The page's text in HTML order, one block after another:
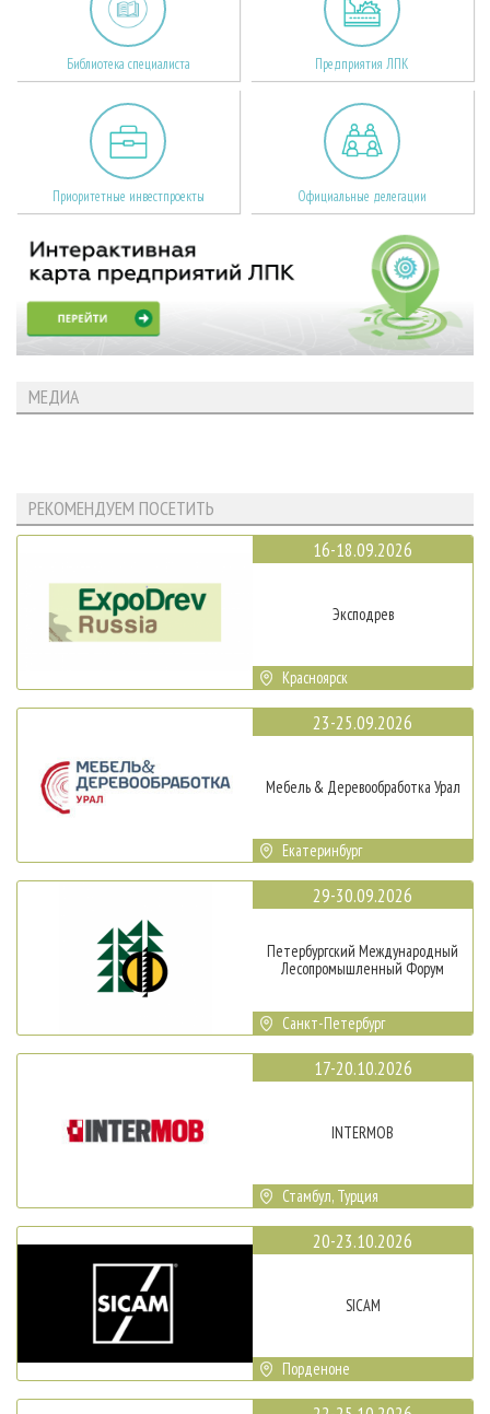
Библиотека специалиста Предприятия ЛПК
Приоритетные инвестпроекты Официальные делегации
МЕДИА
РЕКОМЕНДУЕМ ПОСЕТИТЬ
16-18.09.2026
Эксподрев
Красноярск
23-25.09.2026
Мебель & Деревообработка Урал
Екатеринбург
29-30.09.2026
Петербургский Международный
Лесопромышленный Форум
Санкт-Петербург
17-20.10.2026
INTERMOB
Стамбул, Турция
20-23.10.2026
SICAM
Порденоне